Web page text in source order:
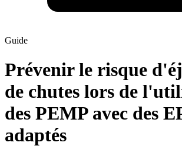
Guide
Prévenir le risque
de chutes lors de
des PEMP avec des
adaptés